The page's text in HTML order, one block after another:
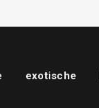
exotische